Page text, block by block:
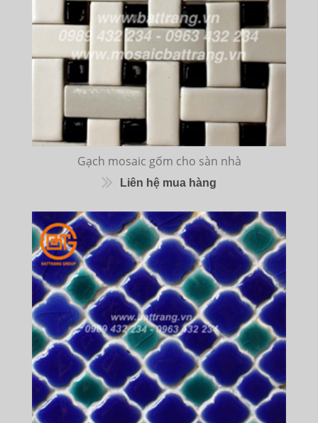
Gạch mosaic gốm cho sàn nhà
Liên hệ mua hàng